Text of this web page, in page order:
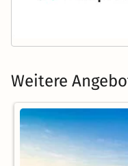
Weitere